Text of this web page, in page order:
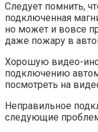
Следует помнить,
подключенная
но может и вовсе
даже пожару в
Хорошую видео-
подключению
посмотреть на
Неправильное
следующие